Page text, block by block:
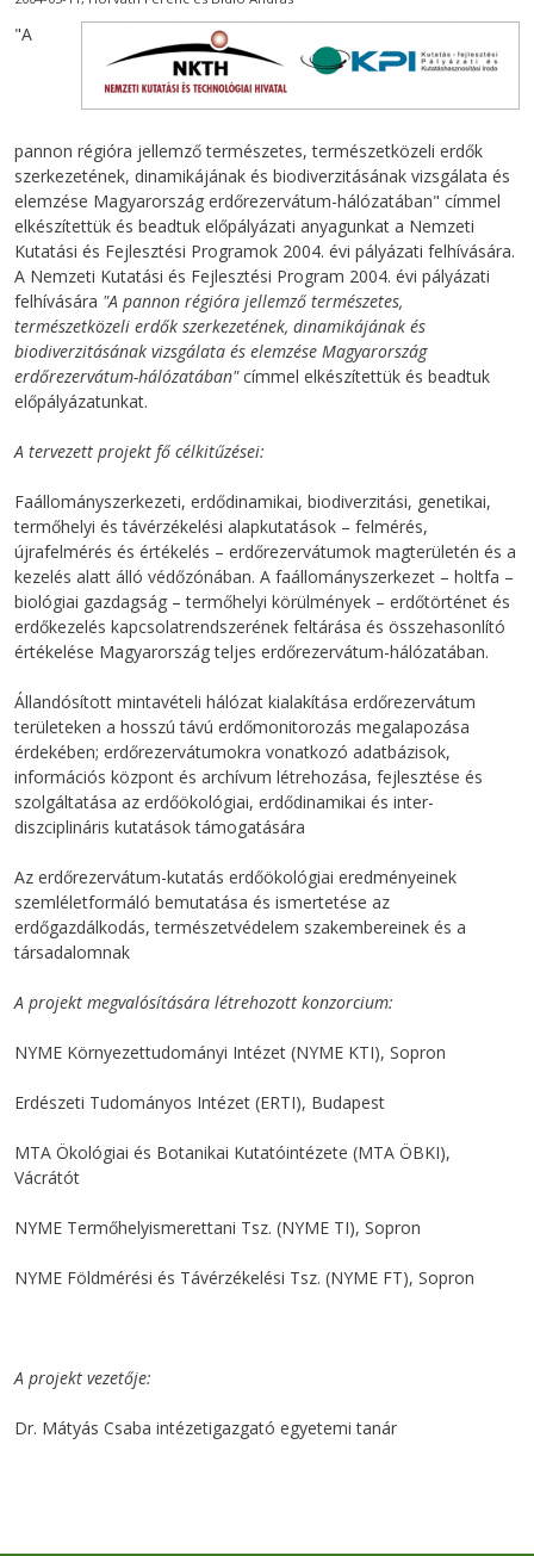
"A
pannon régióra jellemző természetes, természetközeli erdők
szerkezetének, dinamikájának és biodiverzitásának vizsgálata és
elemzése Magyarország erdőrezervátum-hálózatában" címmel
elkészítettük és beadtuk előpályázati anyagunkat a Nemzeti
Kutatási és Fejlesztési Programok 2004. évi pályázati felhívására.
A Nemzeti Kutatási és Fejlesztési Program 2004. évi pályázati
felhívására "A pannon régióra jellemző természetes,
természetközeli erdők szerkezetének, dinamikájának és
biodiverzitásának vizsgálata és elemzése Magyarország
erdőrezervátum-hálózatában"címmel elkészítettük és beadtuk
előpályázatunkat.
A tervezett projekt fő célkitűzései:
Faállományszerkezeti, erdődinamikai, biodiverzitási, genetikai,
termőhelyi és távérzékelési alapkutatások – felmérés,
újrafelmérés és értékelés – erdőrezervátumok magterületén és a
kezelés alatt álló védőzónában. A faállományszerkezet – holtfa –
biológiai gazdagság – termőhelyi körülmények – erdőtörténet és
erdőkezelés kapcsolatrendszerének feltárása és összehasonlító
értékelése Magyarország teljes erdőrezervátum-hálózatában.
Állandósított mintavételi hálózat kialakítása erdőrezervátum
területeken a hosszú távú erdőmonitorozás megalapozása
érdekében; erdőrezervátumokra vonatkozó adatbázisok,
információs központ és archívum létrehozása, fejlesztése és
szolgáltatása az erdőökológiai, erdődinamikai és inter-
diszciplináris kutatások támogatására
Az erdőrezervátum-kutatás erdőökológiai eredményeinek
szemléletformáló bemutatása és ismertetése az
erdőgazdálkodás, természetvédelem szakembereinek és a
társadalomnak
A projekt megvalósítására létrehozott konzorcium:
NYME Környezettudományi Intézet (NYME KTI), Sopron
Erdészeti Tudományos Intézet (ERTI), Budapest
MTA Ökológiai és Botanikai Kutatóintézete (MTA ÖBKI),
Vácrátót
NYME Termőhelyismerettani Tsz. (NYME TI), Sopron
NYME Földmérési és Távérzékelési Tsz. (NYME FT), Sopron
A projekt vezetője:
Dr. Mátyás Csaba intézetigazgató egyetemi tanár